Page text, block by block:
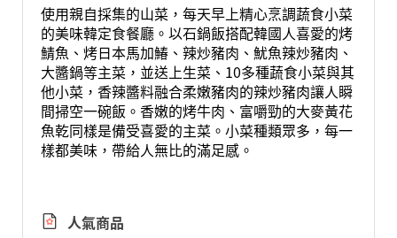
使用親自採集的山菜，每天早上精心烹調蔬食小菜
的美味韓定食餐廳。以石鍋飯搭配韓國人喜愛的烤
鯖魚、烤日本馬加鰆、辣炒豬肉、魷魚辣炒豬肉、
大醬鍋等主菜，並送上生菜、10多種蔬食小菜與其
他小菜，香辣醬料融合柔嫩豬肉的辣炒豬肉讓人瞬
間掃空一碗飯。香嫩的烤牛肉、富嚼勁的大麥黃花
魚乾同樣是備受喜愛的主菜。小菜種類眾多，每一
樣都美味，帶給人無比的滿足感。
人氣商品